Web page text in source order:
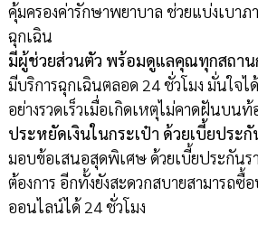
คุ้มครองค่ารักษาพยาบาล ช่วยแบ่งเบาภ
ฉุกเฉิน
มีผู้ช่วยส่วนตัว พร้อมดูแลคุณทุกสถา
มีบริการฉุกเฉินตลอด 24 ชั่วโมง มั่นใจไ
อย่างรวดเร็วเมื่อเกิดเหตุไม่คาดฝันบน
ประหยัดเงินในกระเป๋า ด้วยเบี้ยประ
มอบข้อเสนอสุดพิเศษ ด้วยเบี้ยประกันร
ต้องการ อีกทั้งยังสะดวกสบายสามารถซื้
ออนไลน์ได้ 24 ชั่วโมง